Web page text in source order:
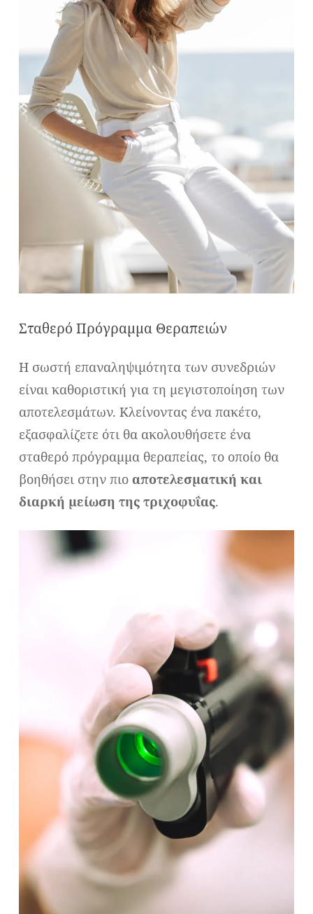
Σταθερό Πρόγραμμα Θεραπειών
Η σωστή επαναληψιμότητα των συνεδριών
είναι καθοριστική για τη μεγιστοποίηση των
αποτελεσμάτων. Κλείνοντας ένα πακέτο,
εξασφαλίζετε ότι θα ακολουθήσετε ένα
σταθερό πρόγραμμα θεραπείας, το οποίο θα
βοηθήσει στην πιο αποτελεσματική και
διαρκή μείωση της τριχοφυΐας.